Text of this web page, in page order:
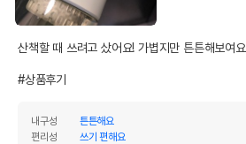
산책할 때 쓰려고 샀어요! 가볍지만 튼튼해보여요
#상품후기
내구성
튼튼해요
편리성
쓰기 편해요